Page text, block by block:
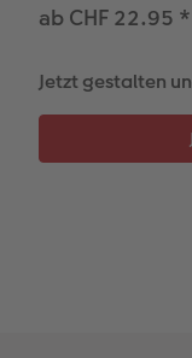
ab CHF 22.95 *
Jetzt gestalten